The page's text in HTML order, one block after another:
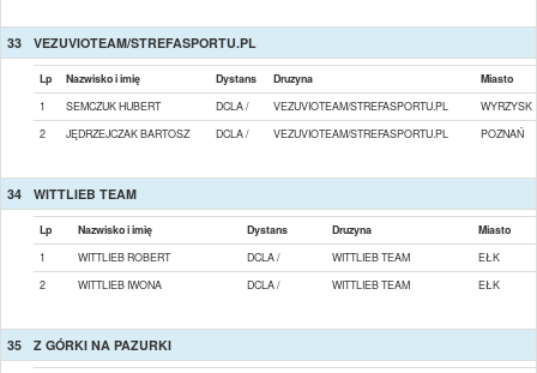
33 VEZUVIOTEAM/STREFASPORTU.PL
Lp Nazwisko i imię Dystans Druzyna
Miasto
1
SEMCZUK HUBERT DCLA / VEZUVIOTEAM/STREFASPORTU.PL
WYRZYSK
2
JĘDRZEJCZAK BARTOSZ DCLA / VEZUVIOTEAM/STREFASPORTU.PL POZNAŃ
34 WITTLIEB TEAM
Lp Nazwisko i imię Dystans Druzyna
Miasto
1
WITTLIEB ROBERT DCLA / WITTLIEB TEAM
EŁK
2
WITTLIEB IWONA DCLA / WITTLIEB TEAM EŁK
35 Z GÓRKI NA PAZURKI